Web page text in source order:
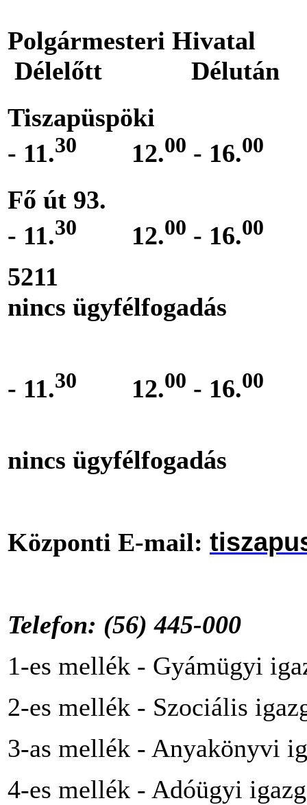
Délelőtt Délután
- 11.30 12.00 - 16.00
Fő út
- 11.30 12.00 - 16.00
nincs ügyfélfogadás
- 11.30 12.00 - 16.00
nincs ügyfélfogadás
Központi E-mail:
Telefon: (56) 445-000
1-es mellék - Gyámügyi
2-es mellék - Szociális
3-as mellék - Anyakönyvi
4-es mellék - Adóügyi